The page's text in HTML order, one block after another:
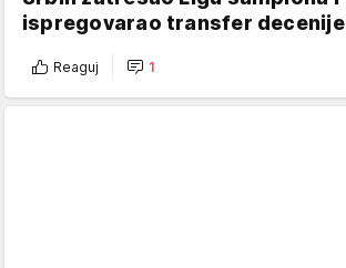
ispregovarao transfer decenije
Reaguj 1